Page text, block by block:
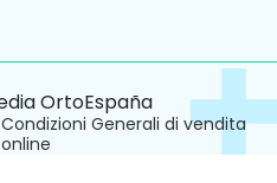
Condizioni Generali di vendita
online